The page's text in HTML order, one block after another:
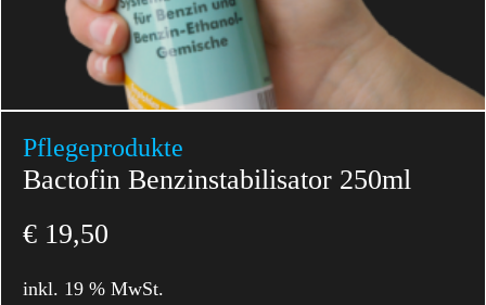
Pflegeprodukte
Bactofin Benzinstabilisator 250ml
€ 19,50
inkl. 19 % MwSt.